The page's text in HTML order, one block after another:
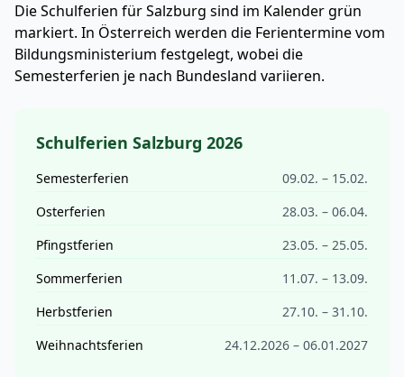
Die Schulferien für Salzburg sind im Kalender grün
markiert. In Österreich werden die Ferientermine vom
Bildungsministerium festgelegt, wobei die
Semesterferien je nach Bundesland variieren.
Schulferien Salzburg 2026
Semesterferien
09.02. – 15.02.
Osterferien
28.03. – 06.04.
Pfingstferien
23.05. – 25.05.
Sommerferien
11.07. – 13.09.
Herbstferien
27.10. – 31.10.
Weihnachtsferien
24.12.2026 – 06.01.2027